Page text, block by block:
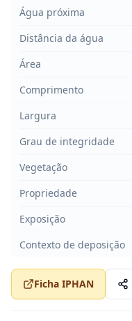
Água próxima
Distância da água
Área
Comprimento
Largura
Grau de integridade
Vegetação
Propriedade
Exposição
Contexto de deposição
Ficha IPHAN